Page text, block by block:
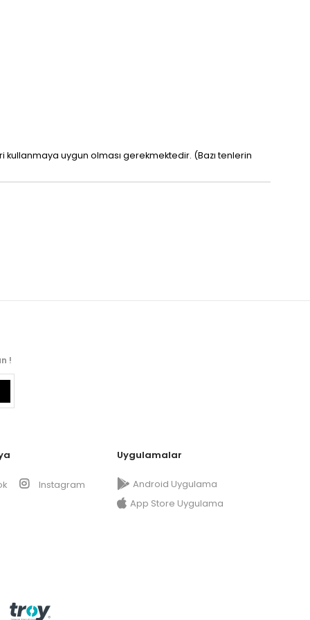
uygun olması gerekmektedir. (Bazı tenlerin
!
Instagram
Uygulamalar
Android Uygulama
App Store Uygulama